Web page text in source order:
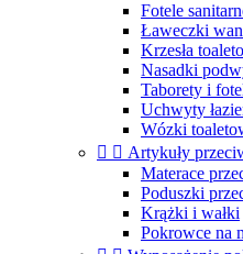
Fotele
Ławeczki
Krzesła
Nasadki
Taborety i
Uchwyty
Wózki
  Artykuły
Materace
Poduszki
Krążki i wałki
Pokrowce na